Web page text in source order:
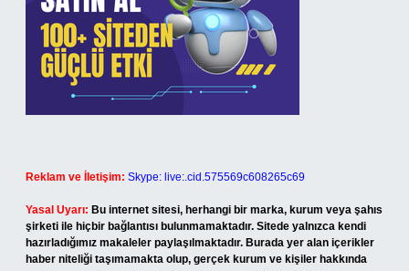
Reklam ve İletişim: Skype: live:.cid.575569c608265c69
Yasal Uyarı: Bu internet sitesi, herhangi bir marka, kurum veya şahıs
şirketi ile hiçbir bağlantısı bulunmamaktadır. Sitede yalnızca kendi
hazırladığımız makaleler paylaşılmaktadır. Burada yer alan içerikler
haber niteliği taşımamakta olup, gerçek kurum ve kişiler hakkında